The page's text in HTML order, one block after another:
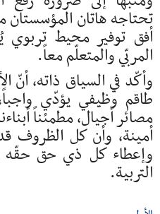
تحتاجه هاتان
أفق توفير محيط تربوي
المربّي والمتعلّم معاً.
وأكّد في السياق ذاته، أنّ
طاقم وظيفي يؤدّي
مصائر أجيال، مطمئناً
أمينة، وأن كل الظروف
وإعطاء كل ذي حق حقّه
التربية.